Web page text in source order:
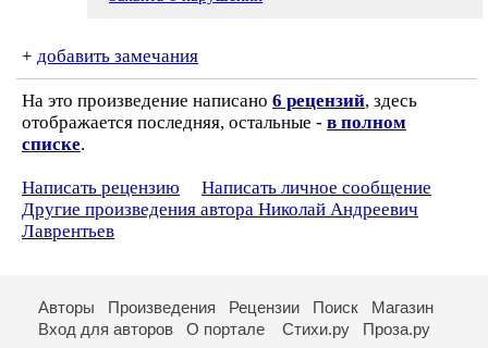
+ добавить замечания
На это произведение написано 6 рецензий, здесь
отображается последняя, остальные - в полном
списке.
Написать рецензию
Написать личное сообщение
Другие произведения автора Николай Андреевич
Лаврентьев
Авторы Произведения Рецензии Поиск
Магазин
Вход для авторов
О портале Стихи.ру Проза.ру